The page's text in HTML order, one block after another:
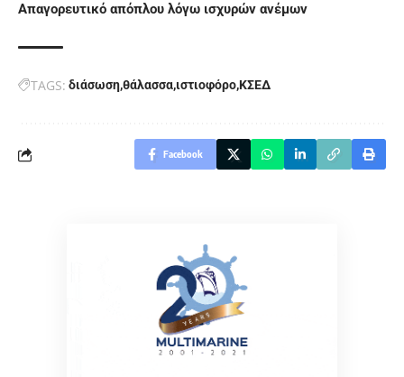
Απαγορευτικό απόπλου λόγω ισχυρών ανέμων
TAGS: διάσωσηθάλασσα ιστιοφόροΚΣΕΔ
Facebook